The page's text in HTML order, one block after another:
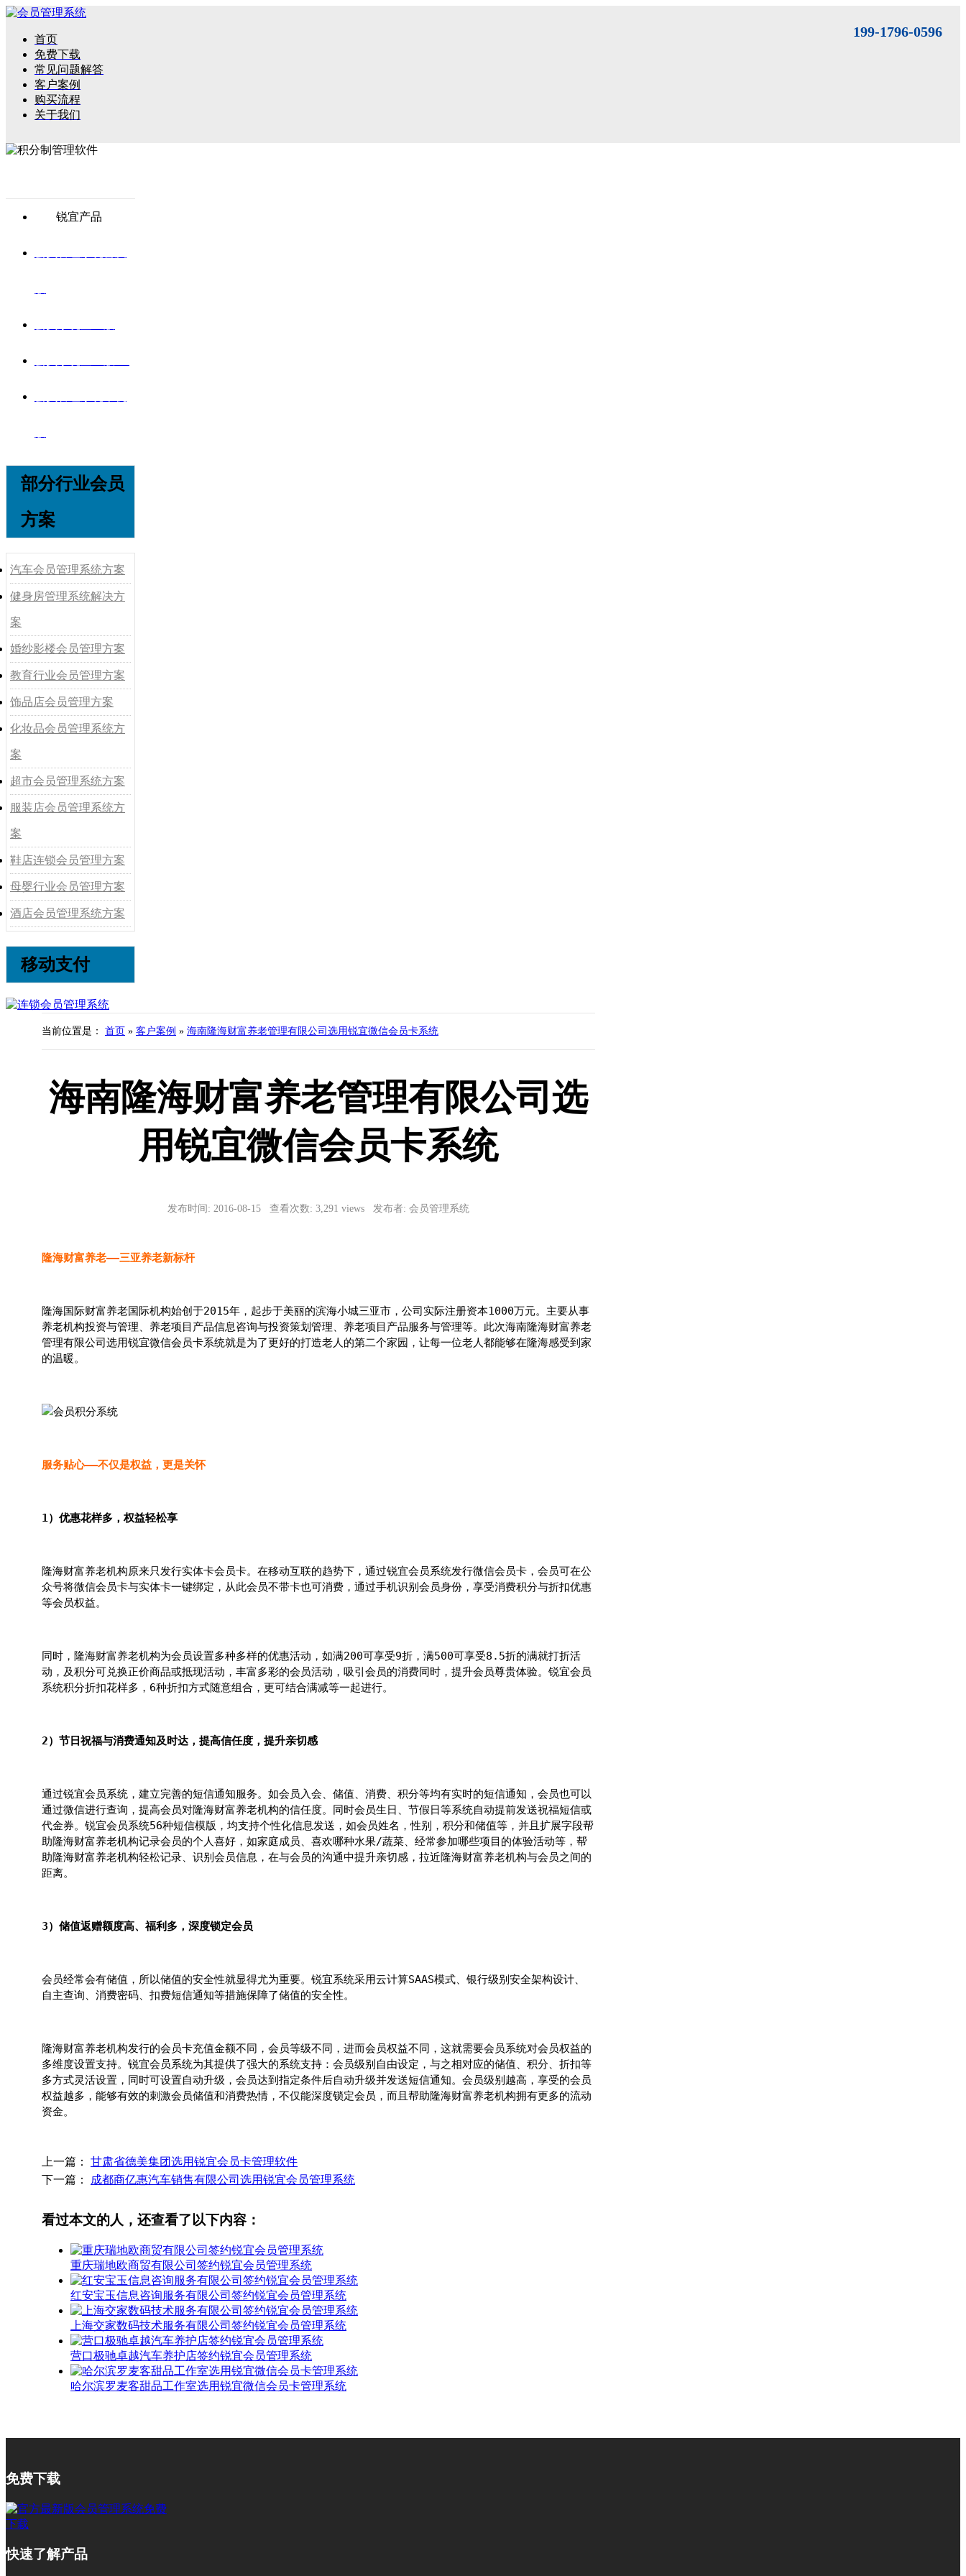
首页
免费下载
常见问题解答
客户案例
购买流程
关于我们
199-1796-0596
锐宜产品
部分行业会员
方案
汽车会员管理系统方案
健身房管理系统解决方
案
婚纱影楼会员管理方案
教育行业会员管理方案
饰品店会员管理方案
化妆品会员管理系统方
案
超市会员管理系统方案
服装店会员管理系统方
案
鞋店连锁会员管理方案
母婴行业会员管理方案
酒店会员管理系统方案
移动支付
当前位置是： 首页 » 客户案例 » 海南隆海财富养老管理有限公司选用锐宜微信会员卡系统
海南隆海财富养老管理有限公司选
用锐宜微信会员卡系统
发布时间: 2016-08-15 查看次数: 3,291 views 发布者: 会员管理系统
隆海财富养老——三亚养老新标杆
隆海国际财富养老国际机构始创于2015年，起步于美丽的滨海小城三亚市，公司实际注册资本1000万元。主要从事
养老机构投资与管理、养老项目产品信息咨询与投资策划管理、养老项目产品服务与管理等。此次海南隆海财富养老
管理有限公司选用锐宜微信会员卡系统就是为了更好的打造老人的第二个家园，让每一位老人都能够在隆海感受到家
的温暖。
服务贴心——不仅是权益，更是关怀
1）优惠花样多，权益轻松享
隆海财富养老机构原来只发行实体卡会员卡。在移动互联的趋势下，通过锐宜会员系统发行微信会员卡，会员可在公
众号将微信会员卡与实体卡一键绑定，从此会员不带卡也可消费，通过手机识别会员身份，享受消费积分与折扣优惠
等会员权益。
同时，隆海财富养老机构为会员设置多种多样的优惠活动，如满200可享受9折，满500可享受8.5折的满就打折活
动，及积分可兑换正价商品或抵现活动，丰富多彩的会员活动，吸引会员的消费同时，提升会员尊贵体验。锐宜会员
系统积分折扣花样多，6种折扣方式随意组合，更可结合满减等一起进行。
2）节日祝福与消费通知及时达，提高信任度，提升亲切感
通过锐宜会员系统，建立完善的短信通知服务。如会员入会、储值、消费、积分等均有实时的短信通知，会员也可以
通过微信进行查询，提高会员对隆海财富养老机构的信任度。同时会员生日、节假日等系统自动提前发送祝福短信或
代金券。锐宜会员系统56种短信模版，均支持个性化信息发送，如会员姓名，性别，积分和储值等，并且扩展字段帮
助隆海财富养老机构记录会员的个人喜好，如家庭成员、喜欢哪种水果/蔬菜、经常参加哪些项目的体验活动等，帮
助隆海财富养老机构轻松记录、识别会员信息，在与会员的沟通中提升亲切感，拉近隆海财富养老机构与会员之间的
距离。
3）储值返赠额度高、福利多，深度锁定会员
会员经常会有储值，所以储值的安全性就显得尤为重要。锐宜系统采用云计算SAAS模式、银行级别安全架构设计、
自主查询、消费密码、扣费短信通知等措施保障了储值的安全性。
隆海财富养老机构发行的会员卡充值金额不同，会员等级不同，进而会员权益不同，这就需要会员系统对会员权益的
多维度设置支持。锐宜会员系统为其提供了强大的系统支持：会员级别自由设定，与之相对应的储值、积分、折扣等
多方式灵活设置，同时可设置自动升级，会员达到指定条件后自动升级并发送短信通知。会员级别越高，享受的会员
权益越多，能够有效的刺激会员储值和消费热情，不仅能深度锁定会员，而且帮助隆海财富养老机构拥有更多的流动
资金。
上一篇： 甘肃省德美集团选用锐宜会员卡管理软件
下一篇：
成都商亿惠汽车销售有限公司选用锐宜会员管理系统
看过本文的人，还查看了以下内容：
重庆瑞地欧商贸有限公司签约锐宜会员管理系统
红安宝玉信息咨询服务有限公司签约锐宜会员管理系统
上海交家数码技术服务有限公司签约锐宜会员管理系统
营口极驰卓越汽车养护店签约锐宜会员管理系统
哈尔滨罗麦客甜品工作室选用锐宜微信会员卡管理系统
免费下载
快速了解产品